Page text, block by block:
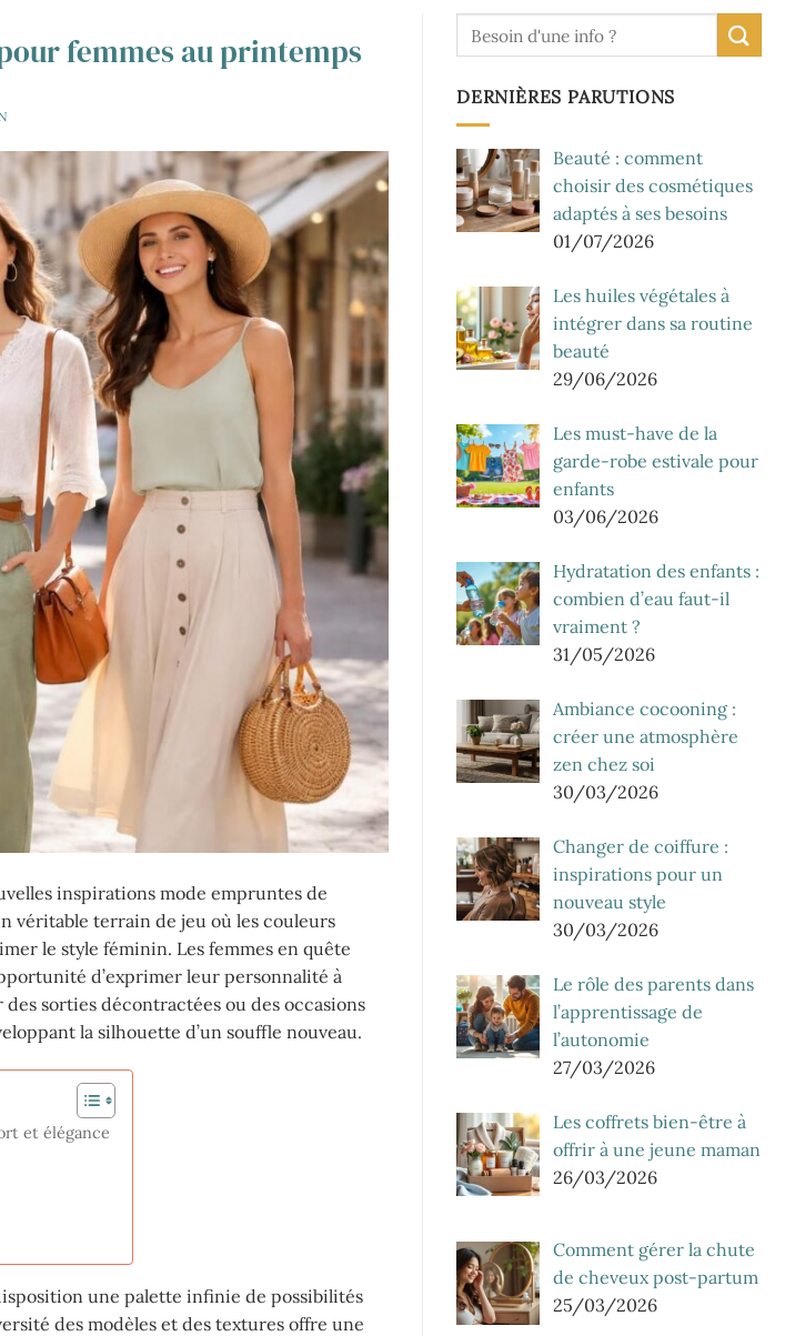
femmes au printemps
inspirations mode empruntes de
véritable terrain de jeu où les couleurs
le style féminin. Les femmes en quête
d’exprimer leur personnalité à
sorties décontractées ou des occasions
la silhouette d’un souffle nouveau.
et élégance
une palette infinie de possibilités
des modèles et des textures offre une
DERNIÈRES PARUTIONS
Beauté : comment
choisir des cosmétiques
adaptés à ses besoins
01/07/2026
Les huiles végétales à
intégrer dans sa routine
beauté
29/06/2026
Les must-have de la
garde-robe estivale pour
enfants
03/06/2026
Hydratation des enfants :
combien d’eau faut-il
vraiment ?
31/05/2026
Ambiance cocooning :
créer une atmosphère
zen chez soi
30/03/2026
Changer de coiffure :
inspirations pour un
nouveau style
30/03/2026
Le rôle des parents dans
l’apprentissage de
l’autonomie
27/03/2026
Les coffrets bien-être à
offrir à une jeune maman
26/03/2026
Comment gérer la chute
de cheveux post-partum
25/03/2026